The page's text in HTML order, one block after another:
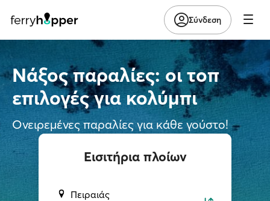
Σύνδεση
Νάξος παραλίες: οι τοπ
επιλογές για κολύμπι
Ονειρεμένες παραλίες για κάθε γούστο!
Εισιτήρια πλοίων
Πειραιάς